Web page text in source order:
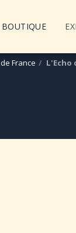
BOUTIQUE
France L'Echo